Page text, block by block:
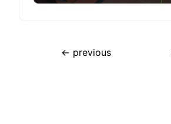
← previous